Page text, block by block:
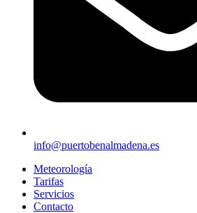
info@puertobenalmadena.es
Meteorología
Tarifas
Servicios
Contacto